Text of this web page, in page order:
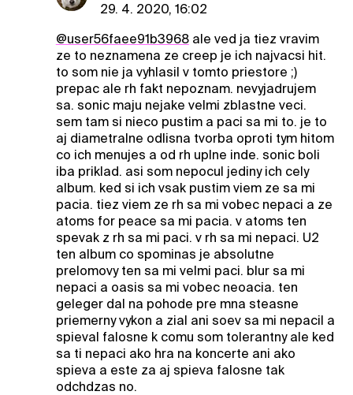
29. 4. 2020, 16:02
@user56faee91b3968ale ved ja tiez vravim
ze to neznamena ze creep je ich najvacsi hit.
to som nie ja vyhlasil v tomto priestore ;)
prepac ale rh fakt nepoznam. nevyjadrujem
sa. sonic maju nejake velmi zblastne veci.
sem tam si nieco pustim a paci sa mi to. je to
aj diametralne odlisna tvorba oproti tym hitom
co ich menujes a od rh uplne inde. sonic boli
iba priklad. asi som nepocul jediny ich cely
album. ked si ich vsak pustim viem ze sa mi
pacia. tiez viem ze rh sa mi vobec nepaci a ze
atoms for peace sa mi pacia. v atoms ten
spevak z rh sa mi paci. v rh sa mi nepaci. U2
ten album co spominas je absolutne
prelomovy ten sa mi velmi paci. blur sa mi
nepaci a oasis sa mi vobec neoacia. ten
geleger dal na pohode pre mna steasne
priemerny vykon a zial ani soev sa mi nepacil a
spieval falosne k comu som tolerantny ale ked
sa ti nepaci ako hra na koncerte ani ako
spieva a este za aj spieva falosne tak
odchdzas no.